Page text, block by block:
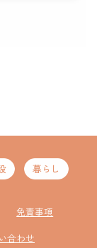
暮らし
免責事項
合わせ